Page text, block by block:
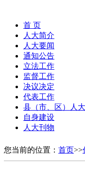
首 页
人大简介
人大要闻
通知公告
立法工作
监督工作
决议决定
代表工作
县（市、区）人大
自身建设
人大刊物
您当前的位置： 首页>>